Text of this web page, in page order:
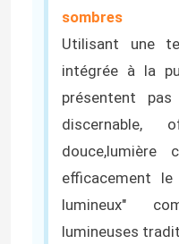
Lumière à néon LED
sombres
Utilisant une
intégrée à la
présentent
discernable,
douce,lumière
efficacement
lumineux"
lumineuses